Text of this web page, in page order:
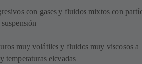
con gases y fluidos mixtos con
muy volátiles y fluidos muy viscosos a
temperaturas elevadas